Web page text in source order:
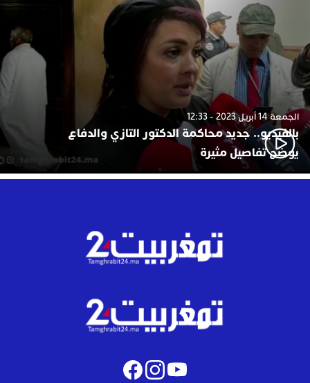
الجمعة 14 أبريل 2023 - 12:33
بالفيديو.. جديد محاكمة الدكتور التازي والدفاع
يوضح تفاصيل مثيرة